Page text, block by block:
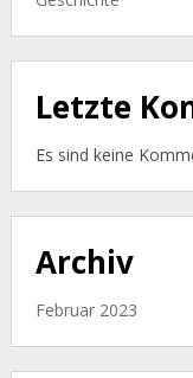
Letzte
Es sind keine
Archiv
Februar 2023